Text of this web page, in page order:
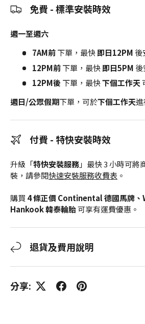
免費 - 標準安裝時效
週一至週六
7AM前下單，最快即日12PM 後
12PM前下單，最快即日5PM 後
12PM後 下單，最快下個工作天
週日/公眾假期下單，可於下個工作天進
付費 - 特快安裝時效
升級「特快安裝服務」最快 3 小時可將
裝，請參閱快速安裝服務收費表 。
購買 4 條正價 Continental 德國馬牌
Hankook 韓泰輪胎可享有運費優惠。
退貨及費用說明
分享: